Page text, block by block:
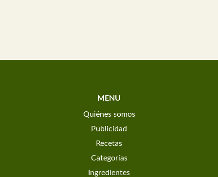
MENU
Quiénes somos
Publicidad
Recetas
Categorias
Ingredientes